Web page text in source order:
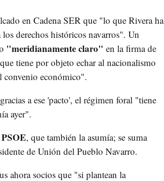
en Cadena SER que "lo que Rivera ha
los derechos históricos navarros". Un
"meridianamente claro" en la firma de
tiene por objeto echar al nacionalismo
convenio económico".
a ese 'pacto', el régimen foral "tiene
ayer".
PSOE, que también la asumía; se suma
de Unión del Pueblo Navarro.
ahora socios que "si plantean la